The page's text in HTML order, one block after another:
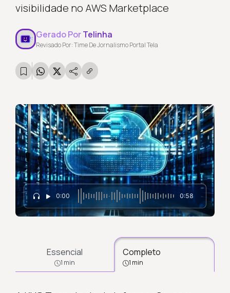
visibilidade no AWS Marketplace
Gerado PorTelinha
Revisado Por: Time De Jornalismo Portal Tela
0:00 0:58
Essencial
1 min
Completo
1 min